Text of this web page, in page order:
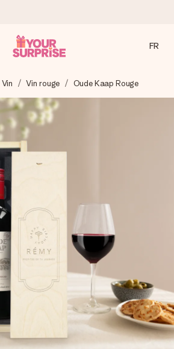
cadeau avec attention et l’envoyons
vous puissiez l’offrir au bon moment,
plus.
de +15 000 avis)
Les clients nous attribuent
Google Reviews (total de tous les
présents).
gratuite
d’unique en quelques étapes – avec
ou un message qui touche le cœur.
juste tout l’amour pour le moment idéal.
FR
Vin Vin rouge Oude Kaap Rouge